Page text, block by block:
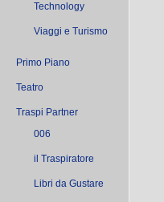
Technology
Viaggi e Turismo
Primo Piano
Teatro
Traspi Partner
006
il Traspiratore
Libri da Gustare